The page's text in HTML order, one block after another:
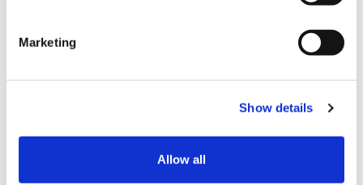
Marketing
Show details
Allow all
，曾經在日本民間頗為
流行。然而，有些主人因疾病或其他原因無法前往，於是狗狗便
的狗狗被當地人視為信